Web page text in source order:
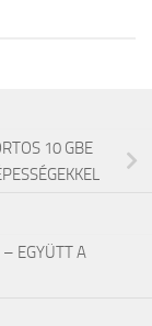
10 GBE
EGYÜTT A